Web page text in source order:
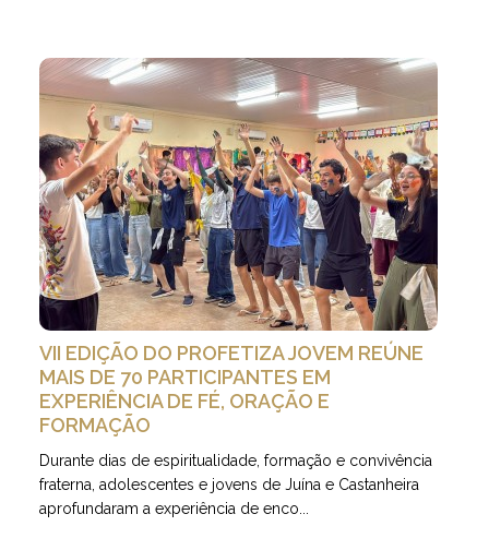
VII EDIÇÃO DO PROFETIZA JOVEM REÚNE
MAIS DE 70 PARTICIPANTES EM
EXPERIÊNCIA DE FÉ, ORAÇÃO E
FORMAÇÃO
Durante dias de espiritualidade, formação e convivência
fraterna, adolescentes e jovens de Juína e Castanheira
aprofundaram a experiência de enco...